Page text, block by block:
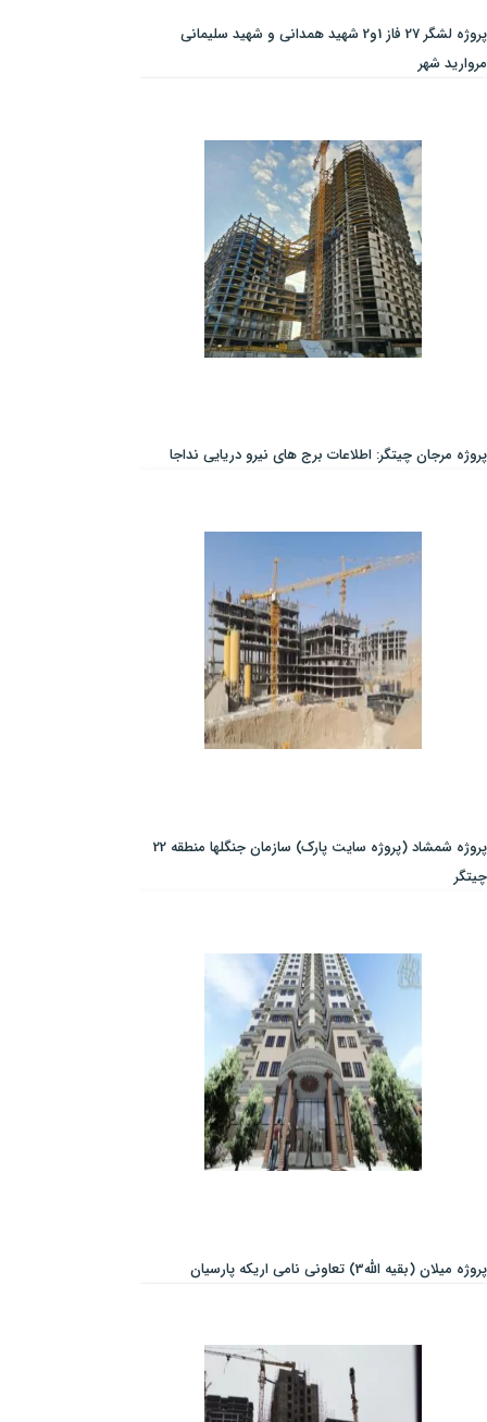
پروژه لشگر 27 فاز 1و2 شهید همدانی و شهید سلیمانی
مروارید شهر
پروژه مرجان چیتگر: اطلاعات برج های نیرو دریایی نداجا
پروژه شمشاد (پروژه سایت پارک) سازمان جنگلها منطقه 22
چیتگر
پروژه میلان (بقیه الله3) تعاونی نامی اریکه پارسیان